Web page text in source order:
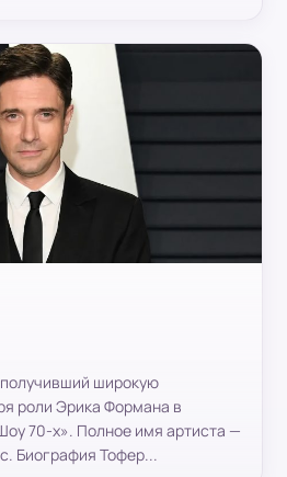
широкую
роли Эрика Формана в
70-х». Полное имя артиста —
Биография Тофер...